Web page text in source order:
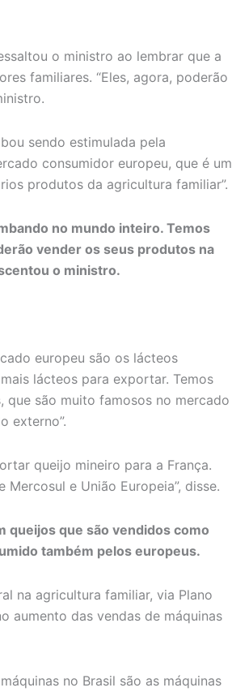
o ministro ao lembrar que a
familiares. “Eles, agora, poderão
sendo estimulada pela
consumidor europeu, que é um
produtos da agricultura familiar”.
no mundo inteiro. Temos
vender os seus produtos na
o ministro.
europeu são os lácteos
lácteos para exportar. Temos
que são muito famosos no mercado
externo”.
queijo mineiro para a França.
e União Europeia”, disse.
queijos que são vendidos como
também pelos europeus.
na agricultura familiar, via Plano
aumento das vendas de máquinas
no Brasil são as máquinas